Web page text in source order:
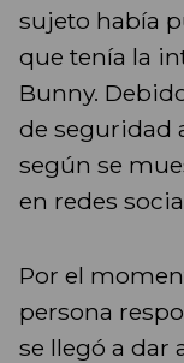
sujeto había
que tenía la
Bunny.
de seguridad
según se
en redes
Por el
persona
se llegó a dar